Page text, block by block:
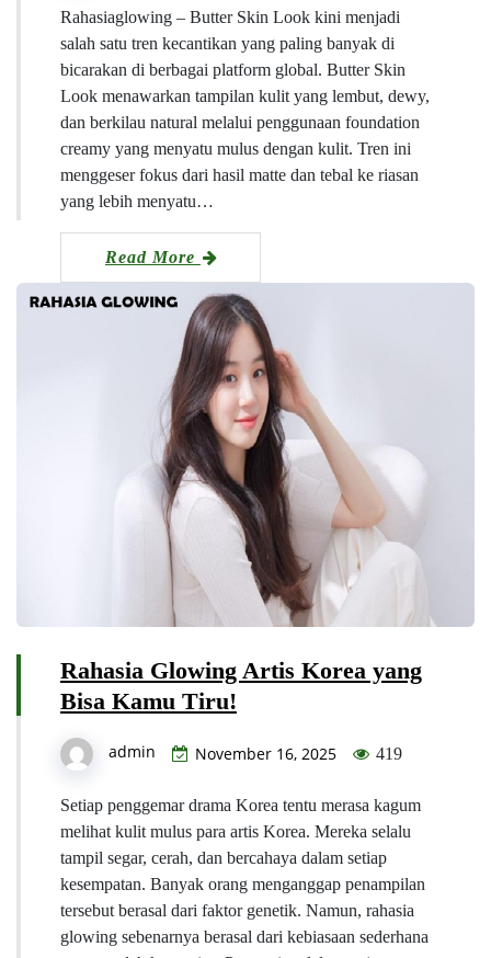
Rahasiaglowing – Butter Skin Look kini menjadi
salah satu tren kecantikan yang paling banyak di
bicarakan di berbagai platform global. Butter Skin
Look menawarkan tampilan kulit yang lembut, dewy,
dan berkilau natural melalui penggunaan foundation
creamy yang menyatu mulus dengan kulit. Tren ini
menggeser fokus dari hasil matte dan tebal ke riasan
yang lebih menyatu…
Read More
Rahasia Glowing Artis Korea yang
Bisa Kamu Tiru!
admin November 16, 2025 419
Setiap penggemar drama Korea tentu merasa kagum
melihat kulit mulus para artis Korea. Mereka selalu
tampil segar, cerah, dan bercahaya dalam setiap
kesempatan. Banyak orang menganggap penampilan
tersebut berasal dari faktor genetik. Namun, rahasia
glowing sebenarnya berasal dari kebiasaan sederhana